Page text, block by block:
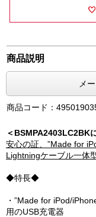
商品説明
メ
商品コード：
＜BSMPA2403LC2BK
安心の証、”Made for
Lightningケーブル一体
◆特長◆
・”Made for iPod/
用のUSB充電器